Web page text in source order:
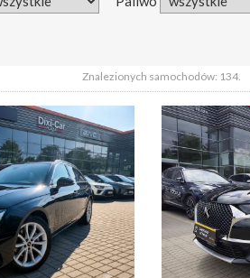
Znalezionych samochodów: 134.